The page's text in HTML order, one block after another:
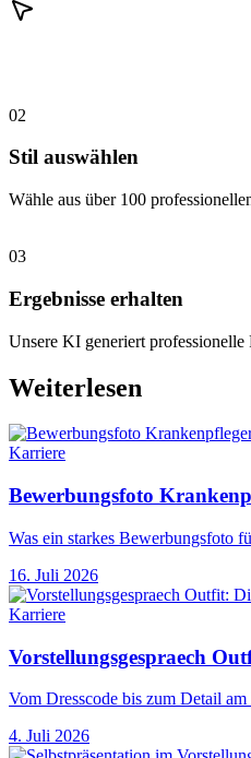
02
Stil auswählen
Wähle aus über 100
03
Ergebnisse erhalten
Unsere KI generiert
Weiterlesen
Karriere
Bewerbungsfoto
Was ein starkes Bewerbungsfoto
16. Juli 2026
Karriere
Vorstellungsgespraech
Vom Dresscode bis zum Detail
4. Juli 2026